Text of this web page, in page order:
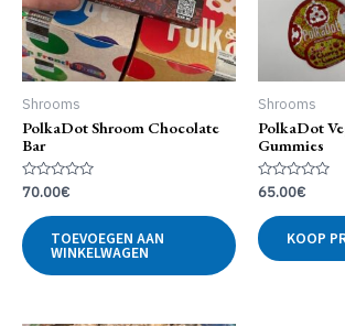
de
productpagina
Shrooms
PolkaDot Shroom Chocolate
Bar
Gewaardeerd
5
70.00€
TOEVOEGEN AAN
WINKELWAGEN
Shrooms
PolkaDot
Gummies
Gewaardeerd
uit
5
65.00€
KOOP